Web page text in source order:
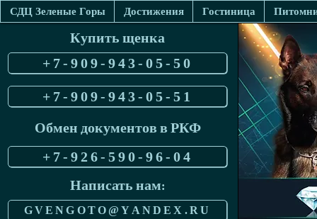
СДЦ Зеленые Горы Достижения Гостиница
Купить щенка
+7-909-943-05-50
+7-909-943-05-51
Обмен документов в РКФ
+7-926-590-96-04
Написать нам:
GVENGOTO@YANDEX.RU